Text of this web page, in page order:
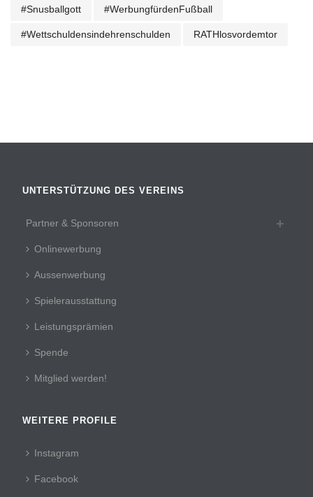
#snusballgott #werbungfürdenFußball
#wettschuldensindehrenschulden RATHlosvordemtor
UNTERSTÜTZUNG DES VEREINS
Partner & Sponsoren
Onlinewerbung
Aussenwerbung
Spielerausstattung
Leistungsprämien
Spende
Mitglied werden!
WEITERE PROFILE
Instagram
Facebook